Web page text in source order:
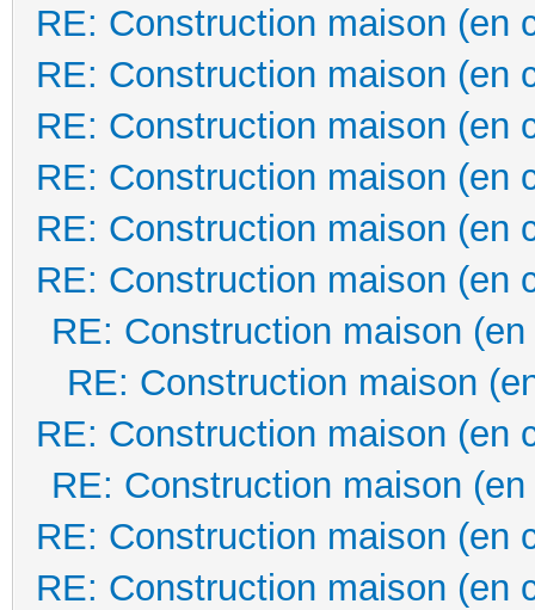
RE: Construction maison (en
RE: Construction maison (en
RE: Construction maison (en
RE: Construction maison (en
RE: Construction maison (en
RE: Construction maison (en
RE: Construction maison
RE: Construction maison
RE: Construction maison (en
RE: Construction maison
RE: Construction maison (en
RE: Construction maison (en